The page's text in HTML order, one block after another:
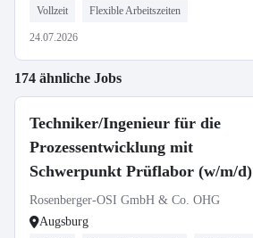
Vollzeit Flexible Arbeitszeiten
24.07.2026
174 ähnliche Jobs
Techniker/Ingenieur für die
Prozessentwicklung mit
Schwerpunkt Prüflabor (w/m/d)
Rosenberger-OSI GmbH & Co. OHG
Augsburg